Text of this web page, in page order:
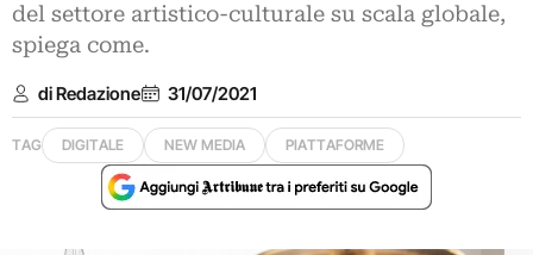
del settore artistico-culturale su scala globale,
spiega come.
di Redazione 31/07/2021
TAG DIGITALE NEW MEDIA PIATTAFORME